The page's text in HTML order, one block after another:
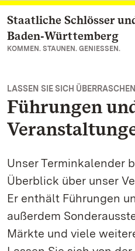
Zum Hauptinhalt
Staatliche Schlösser
Baden‑Württemberg
KOMMEN. STAUNEN. GENIESSEN.
LASSEN SIE SICH ÜBERRASCHEN
Führungen
Unser Terminkalender
Überblick über unser
Er enthält Führungen
außerdem
Märkte und viele